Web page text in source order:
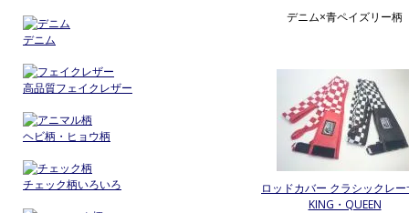
デニム×青ペイズリー柄
ロッドカバー クラシックレ
KING・QUEEN
デニム
高品質フェイクレザー
ヘビ柄・ヒョウ柄
チェック柄いろいろ